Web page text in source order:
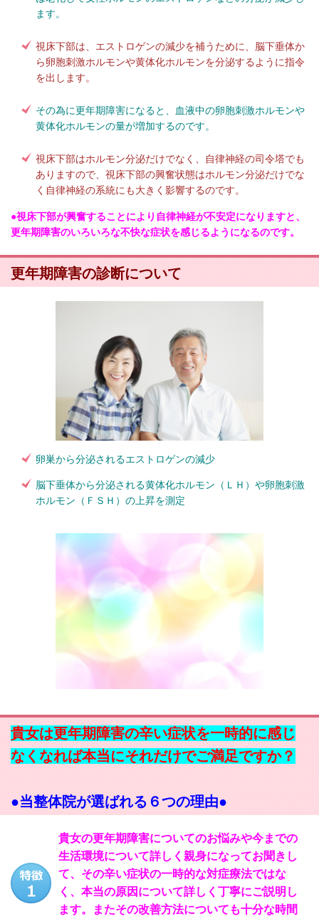
ます。
視床下部は、エストロゲンの減少を補うために、脳下垂体か
ら卵胞刺激ホルモンや黄体化ホルモンを分泌するように指令
を出します。
その為に更年期障害になると、血液中の卵胞刺激ホルモンや
黄体化ホルモンの量が増加するのです。
視床下部はホルモン分泌だけでなく、自律神経の司令塔でも
ありますので、視床下部の興奮状態はホルモン分泌だけでな
く自律神経の系統にも大きく影響するのです。
●視床下部が興奮することにより自律神経が不安定になりますと、
更年期障害のいろいろな不快な症状を感じるようになるのです。
更年期障害の診断について
卵巣から分泌されるエストロゲンの減少
脳下垂体から分泌される黄体化ホルモン（ＬＨ）や卵胞刺激
ホルモン（ＦＳＨ）の上昇を測定
貴女は更年期障害の辛い症状を一時的に感じ
なくなれば本当にそれだけでご満足ですか？
●当整体院が選ばれる６つの理由●
貴女の更年期障害についてのお悩みや今までの
生活環境について詳しく親身になってお聞きし
て、その辛い症状の一時的な対症療法ではな
く、本当の原因について詳しく丁寧にご説明し
ます。またその改善方法についても十分な時間